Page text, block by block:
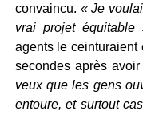
convaincu. « Je
vrai projet équitable
agents le ceinturaient
secondes après
veux que les gens
entoure, et surtout